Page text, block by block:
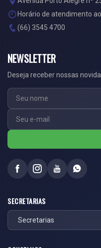
Horário de atendimento
(66) 3545 4700
NEWSLETTER
Deseja receber nossas
SECRETARIAS